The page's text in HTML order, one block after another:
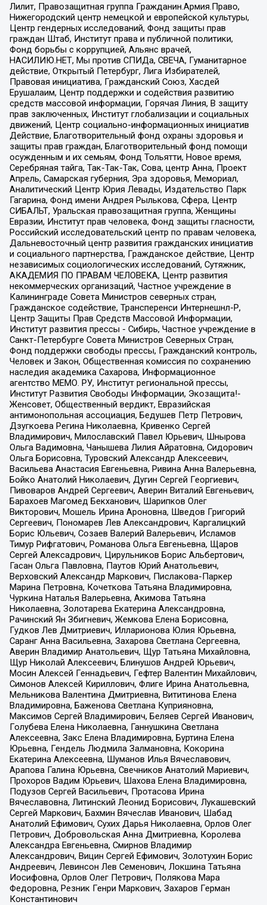
Лилит, Правозащитная группа Гражданин.Армия.Право,
Нижегородский центр немецкой и европейской культуры,
Центр гендерных исследований, Фонд защиты прав
граждан Штаб, Институт права и публичной политики,
Фонд борьбы с коррупцией, Альянс врачей,
НАСИЛИЮ.НЕТ, Мы против СПИДа, СВЕЧА, Гуманитарное
действие, Открытый Петербург, Лига Избирателей,
Правовая инициатива, Гражданский Союз, Хасдей
Ерушалаим, Центр поддержки и содействия развитию
средств массовой информации, Горячая Линия, В защиту
прав заключенных, Институт глобализации и социальных
движений, Центр социально-информационных инициатив
Действие, Благотворительный фонд охраны здоровья и
защиты прав граждан, Благотворительный фонд помощи
осужденным и их семьям, Фонд Тольятти, Новое время,
Серебряная тайга, Так-Так-Так, Сова, центр Анна, Проект
Апрель, Самарская губерния, Эра здоровья, Мемориал,
Аналитический Центр Юрия Левады, Издательство Парк
Гагарина, Фонд имени Андрея Рылькова, Сфера, Центр
СИБАЛЬТ, Уральская правозащитная группа, Женщины
Евразии, Институт прав человека, Фонд защиты гласности,
Российский исследовательский центр по правам человека,
Дальневосточный центр развития гражданских инициатив
и социального партнерства, Гражданское действие, Центр
независимых социологических исследований, Сутяжник,
АКАДЕМИЯ ПО ПРАВАМ ЧЕЛОВЕКА, Центр развития
некоммерческих организаций, Частное учреждение в
Калининграде Совета Министров северных стран,
Гражданское содействие, Трансперенси Интернешнл-Р,
Центр Защиты Прав Средств Массовой Информации,
Институт развития прессы - Сибирь, Частное учреждение в
Санкт-Петербурге Совета Министров Северных Стран,
Фонд поддержки свободы прессы, Гражданский контроль,
Человек и Закон, Общественная комиссия по сохранению
наследия академика Сахарова, Информационное
агентство МЕМО. РУ, Институт региональной прессы,
Институт Развития Свободы Информации, Экозащита!-
Женсовет, Общественный вердикт, Евразийская
антимонопольная ассоциация, Бедушев Петр Петрович,
Дзугкоева Регина Николаевна, Кривенко Сергей
Владимирович, Милославский Павел Юрьевич, Шнырова
Ольга Вадимовна, Чанышева Лилия Айратовна, Сидорович
Ольга Борисовна, Туровский Александр Алексеевич,
Васильева Анастасия Евгеньевна, Ривина Анна Валерьевна,
Бойко Анатолий Николаевич, Дугин Сергей Георгиевич,
Пивоваров Андрей Сергеевич, Аверин Виталий Евгеньевич,
Барахоев Магомед Бекханович, Шарипков Олег
Викторович, Мошель Ирина Ароновна, Шведов Григорий
Сергеевич, Пономарев Лев Александрович, Каргалицкий
Борис Юльевич, Созаев Валерий Валерьевич, Исламов
Тимур Рифгатович, Романова Ольга Евгеньевна, Щаров
Сергей Алексадрович, Цирульников Борис Альбертович,
Гасан Ольга Павловна, Паутов Юрий Анатольевич,
Верховский Александр Маркович, Пислакова-Паркер
Марина Петровна, Кочеткова Татьяна Владимировна,
Чуркина Наталья Валерьевна, Акимова Татьяна
Николаевна, Золотарева Екатерина Александровна,
Рачинский Ян Збигневич, Жемкова Елена Борисовна,
Гудков Лев Дмитриевич, Илларионова Юлия Юрьевна,
Саранг Анна Васильевна, Захарова Светлана Сергеевна,
Аверин Владимир Анатольевич, Щур Татьяна Михайловна,
Щур Николай Алексеевич, Блинушов Андрей Юрьевич,
Мосин Алексей Геннадьевич, Гефтер Валентин Михайлович,
Симонов Алексей Кириллович, Флиге Ирина Анатольевна,
Мельникова Валентина Дмитриевна, Вититинова Елена
Владимировна, Баженова Светлана Куприяновна,
Максимов Сергей Владимирович, Беляев Сергей Иванович,
Голубева Елена Николаевна, Ганнушкина Светлана
Алексеевна, Закс Елена Владимировна, Буртина Елена
Юрьевна, Гендель Людмила Залмановна, Кокорина
Екатерина Алексеевна, Шуманов Илья Вячеславович,
Арапова Галина Юрьевна, Свечников Анатолий Мариевич,
Прохоров Вадим Юрьевич, Шахова Елена Владимировна,
Подузов Сергей Васильевич, Протасова Ирина
Вячеславовна, Литинский Леонид Борисович, Лукашевский
Сергей Маркович, Бахмин Вячеслав Иванович, Шабад
Анатолий Ефимович, Сухих Дарья Николаевна, Орлов Олег
Петрович, Добровольская Анна Дмитриевна, Королева
Александра Евгеньевна, Смирнов Владимир
Александрович, Вицин Сергей Ефимович, Золотухин Борис
Андреевич, Левинсон Лев Семенович, Локшина Татьяна
Иосифовна, Орлов Олег Петрович, Полякова Мара
Федоровна, Резник Генри Маркович, Захаров Герман
Константинович